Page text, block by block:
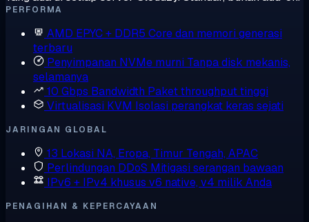
PERFORMA
AMD EPYC + DDR5 Core dan memori generasi
terbaru
Penyimpanan NVMe murni Tanpa disk mekanis,
selamanya
10 Gbps Bandwidth Paket throughput tinggi
Virtualisasi KVM Isolasi perangkat keras sejati
JARINGAN GLOBAL
13 Lokasi NA, Eropa, Timur Tengah, APAC
Perlindungan DDoS Mitigasi serangan bawaan
IPv6 + IPv4 khusus v6 native, v4 milik Anda
PENAGIHAN & KEPERCAYAAN